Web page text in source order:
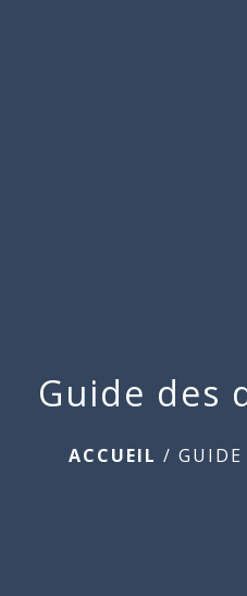
Guide des
ACCUEIL / GUIDE